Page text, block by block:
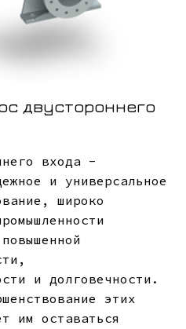
двустороннего
входа -
и универсальное
широко
и долговечности.
этих
им оставаться